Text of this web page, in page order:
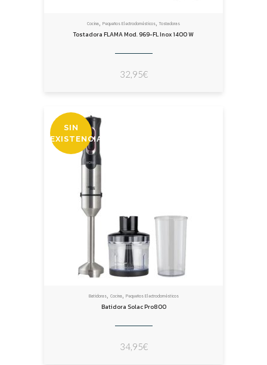
Cocina, Pequeños Electrodomésticos, Tostadoras
Tostadora FLAMA Mod. 969-FL Inox 1400 W
32,95€
SIN
EXISTENCIAS
Batidoras, Cocina, Pequeños Electrodomésticos
Batidora Solac Pro800
34,95€